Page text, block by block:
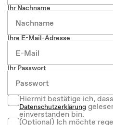
Ihr Nachname
Ihre E-Mail-Adresse
Ihr Passwort
Hiermit bestätige ich,
Datenschutzerklärung
einverstanden bin.
(Optional) Ich möchte